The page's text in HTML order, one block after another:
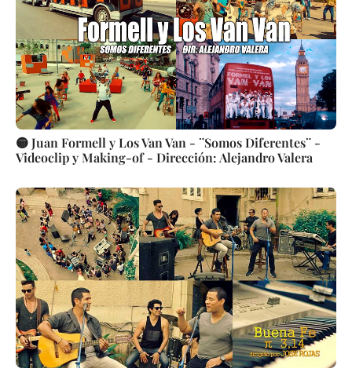
🟡 Juan Formell y Los Van Van - ¨Somos Diferentes¨ -
Videoclip y Making-of - Dirección: Alejandro Valera